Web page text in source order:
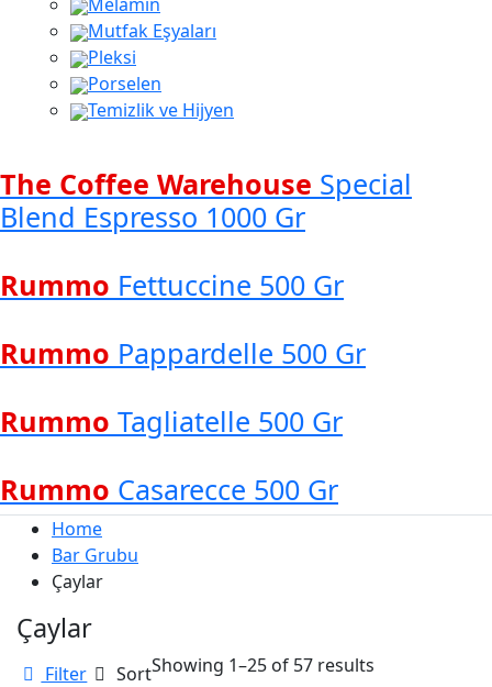
Mutfak Eşyaları
Pleksi
Porselen
Temizlik ve Hijyen
The Coffee Warehouse Special
Blend Espresso 1000 Gr
Rummo Fettuccine 500 Gr
Rummo Pappardelle 500 Gr
Rummo Tagliatelle 500 Gr
Rummo Casarecce 500 Gr
Home
Bar Grubu
Çaylar
Çaylar
Filter SortShowing 1–25 of 57 results